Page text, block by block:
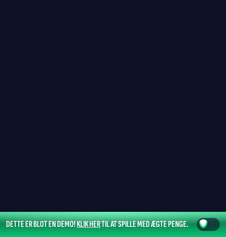
DETTE ER BLOT EN DEMO!KLIK HERTIL AT SPILLE MED ÆGTE PENGE.